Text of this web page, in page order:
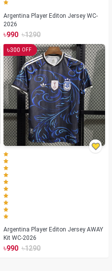
Argentina Player Editon Jersey WC-
2026
৳990 ৳1290
৳300 OFF
Argentina Player Editon Jersey AWAY
Kit WC-2026
৳990 ৳1290